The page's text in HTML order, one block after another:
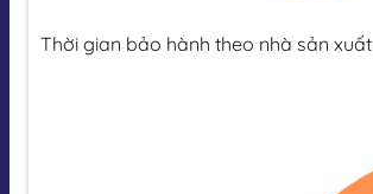
Thời gian bảo hành theo nhà sản xuất